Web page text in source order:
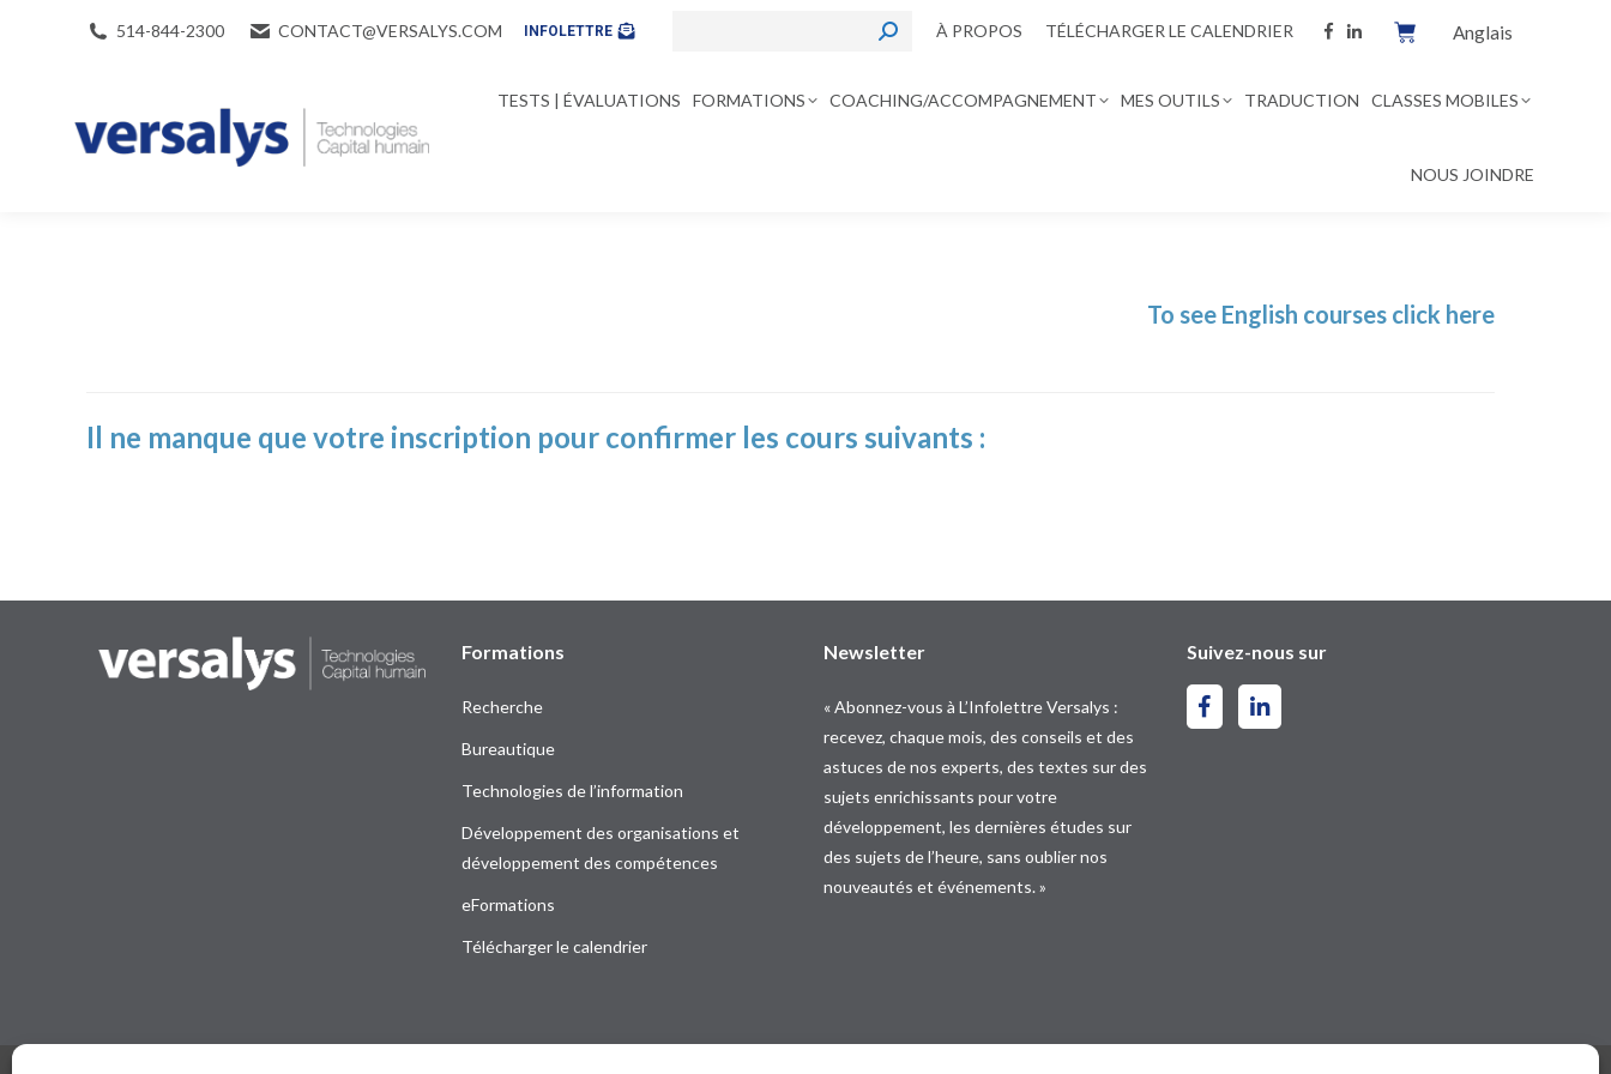
514-844-2300 CONTACT@VERSALYS.COM INFOLETTRE À PROPOS TÉLÉCHARGER LE CALENDRIER Anglais
TESTS | ÉVALUATIONS FORMATIONS COACHING/ACCOMPAGNEMENT MES OUTILS TRADUCTION CLASSES MOBILES
NOUS JOINDRE
To see English courses click here
Il ne manque que votre inscription pour confirmer les cours suivants :
Formations
Recherche
Bureautique
Technologies de l’information
Développement des organisations et
développement des compétences
eFormations
Télécharger le calendrier
Newsletter
« Abonnez-vous à L’Infolettre Versalys :
recevez, chaque mois, des conseils et des
astuces de nos experts, des textes sur des
sujets enrichissants pour votre
développement, les dernières études sur
des sujets de l’heure, sans oublier nos
nouveautés et événements. »
Suivez-nous sur